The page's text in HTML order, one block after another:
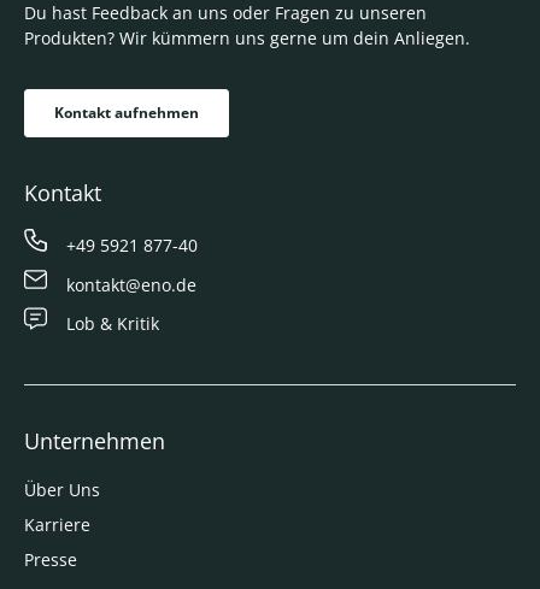
Du hast Feedback an uns oder Fragen zu unseren
Produkten? Wir kümmern uns gerne um dein Anliegen.
Kontakt aufnehmen
Kontakt
+49 5921 877-40
kontakt@eno.de
Lob & Kritik
Unternehmen
Über Uns
Karriere
Presse